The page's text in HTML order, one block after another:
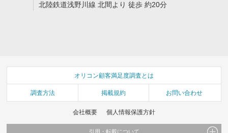
北陸鉄道浅野川線 北間より 徒歩 約20分
オリコン顧客満足度調査とは
調査方法 掲載規約 お問い合わせ
会社概要 個人情報保護方針
引用・転載について